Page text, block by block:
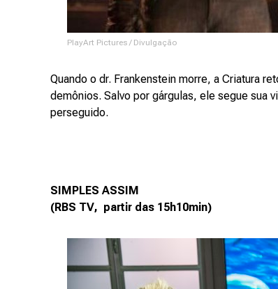
PlayArt Pictures / Divulgação
Quando o dr. Frankenstein morre, a Criatura
demônios. Salvo por gárgulas, ele segue sua
perseguido.
SIMPLES ASSIM
(RBS TV, partir das 15h10min)